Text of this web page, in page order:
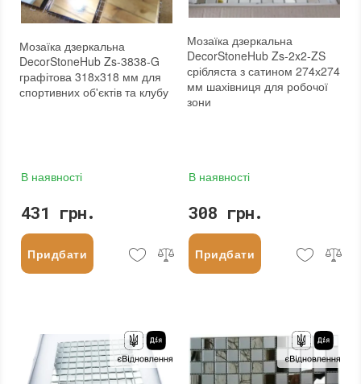
Мозаїка дзеркальна
DecorStoneHub Zs-3838-G
графітова 318х318 мм для
спортивних об'єктів та клубу
В наявності
431 грн.
Придбати
Мозаїка дзеркальна
DecorStoneHub Zs-2x2-ZS
срібляста з сатином 274х274
мм шахівниця для робочої
зони
В наявності
308 грн.
Придбати